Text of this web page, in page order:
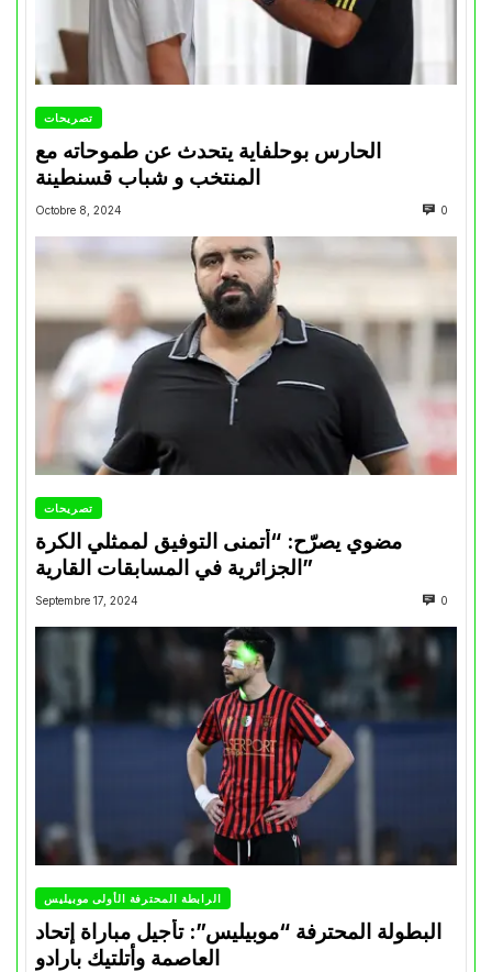
تصريحات
الحارس بوحلفاية يتحدث عن طموحاته مع
المنتخب و شباب قسنطينة
Octobre 8, 2024 0
تصريحات
مضوي يصرّح: “أتمنى التوفيق لممثلي الكرة
الجزائرية في المسابقات القارية”
Septembre 17, 2024 0
الرابطة المحترفة الأولى موبيليس
البطولة المحترفة “موبيليس”: تأجيل مباراة إتحاد
العاصمة وأتلتيك بارادو